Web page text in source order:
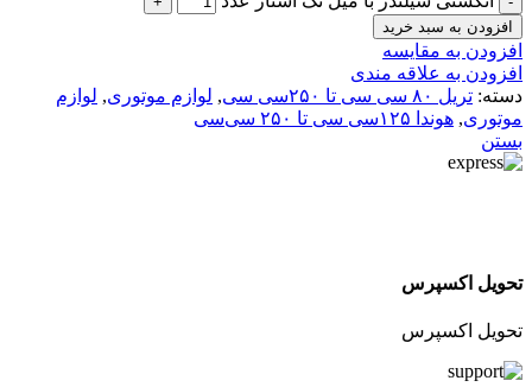
افزودن به سبد خرید
افزودن به مقایسه
افزودن به علاقه مندی
دسته: تریل ۸۰ سی سی تا ۲۵۰سی سی , لوازم موتوری, لوازم
موتوری, هوندا ۱۲۵سی سی تا ۲۵۰ سی‌سی
بستن
تحویل اکسپرس
تحویل اکسپرس